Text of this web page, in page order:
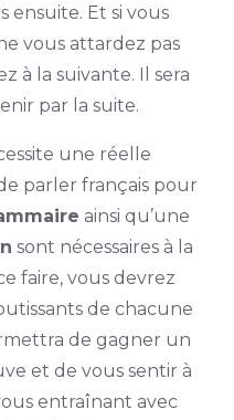
ensuite. Et si vous
vous attardez pas
à la suivante. Il sera
par la suite.
une réelle
parler français pour
ainsi qu’une
sont nécessaires à la
faire, vous devrez
de chacune
de gagner un
et de vous sentir à
entraînant avec